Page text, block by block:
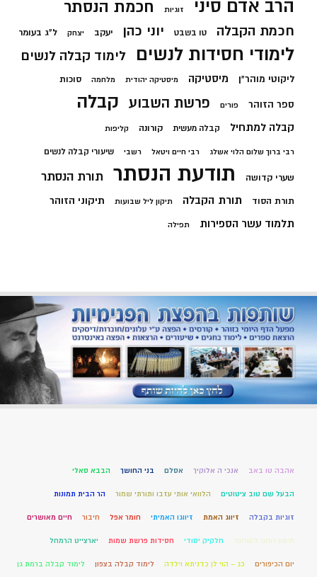
הרב אדם סיני זוגיות חכמת הנסתר
חכמת הקבלה טו בשבט יוני כהן יעקב יצחק ל"ג בעומר
לימודי חסידות לנשים לימוד קבלה לנשים
ליקוטי מוהר"ן מיסטיקה מיסטיקה יהודית מלחמה סוכות
ספר הזוהר פורים פרשת השבוע קבלה
קבלה למתחיל קבלה מעשית קורונה קליפות
רבי ברוך שלום הלוי אשלג רבי חיים ויטאל רשבי שיעורי קבלה לנשים
שערי קדושה תודעת הנסתר תורת הנסתר
תורת הסוד תורת הקבלה תיקון ליל שבועות תיקוני הזוהר
תלמוד עשר הספירות תפילה
אהבה טו באב אנכי ה אלוקיך אסלם בני החושך הבבא סאלי
הבעל שם טוב ציטוטים הלוואי אותי עזבו ותורתי שמור הר הבית תמונות
זוגיות בקבלה זיווג האמת זיווגו האמיתי חומר אפל חיבור חיים מאושרים
חיסון רוחני לקורונה חלקיק יסודי חסידות פרשת שמות יארצייט הרמחל
יום הכיפורים כג – הוי לן כדניתא וילדה לימוד קבלה בצפון לימוד קבלה ברמת גן